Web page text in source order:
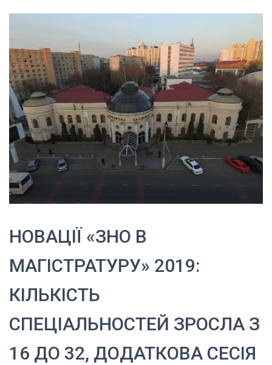
НОВАЦІЇ «ЗНО В
МАГІСТРАТУРУ» 2019:
КІЛЬКІСТЬ
СПЕЦІАЛЬНОСТЕЙ ЗРОСЛА З
16 ДО 32, ДОДАТКОВА СЕСІЯ